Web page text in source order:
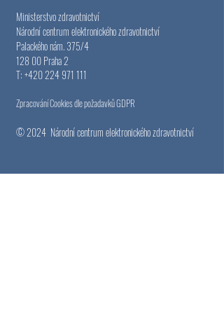
Ministerstvo zdravotnictví
Národní centrum elektronického zdravotnictví
Palackého nám. 375/4
128 00 Praha 2
T:+420 224 971 111
Zpracování Cookies dle požadavků GDPR
© 2024 Národní centrum elektronického zdravotnictví